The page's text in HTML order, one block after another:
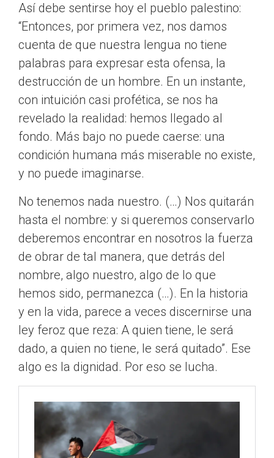
Así debe sentirse hoy el pueblo palestino:
“Entonces, por primera vez, nos damos
cuenta de que nuestra lengua no tiene
palabras para expresar esta ofensa, la
destrucción de un hombre. En un instante,
con intuición casi profética, se nos ha
revelado la realidad: hemos llegado al
fondo. Más bajo no puede caerse: una
condición humana más miserable no existe,
y no puede imaginarse.
No tenemos nada nuestro. (…) Nos quitarán
hasta el nombre: y si queremos conservarlo
deberemos encontrar en nosotros la fuerza
de obrar de tal manera, que detrás del
nombre, algo nuestro, algo de lo que
hemos sido, permanezca (…). En la historia
y en la vida, parece a veces discernirse una
ley feroz que reza: A quien tiene, le será
dado, a quien no tiene, le será quitado”. Ese
algo es la dignidad. Por eso se lucha.